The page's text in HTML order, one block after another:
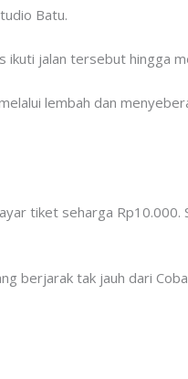
Batu.
ikuti jalan tersebut hingga
lembah dan
tiket seharga
berjarak tak jauh dari